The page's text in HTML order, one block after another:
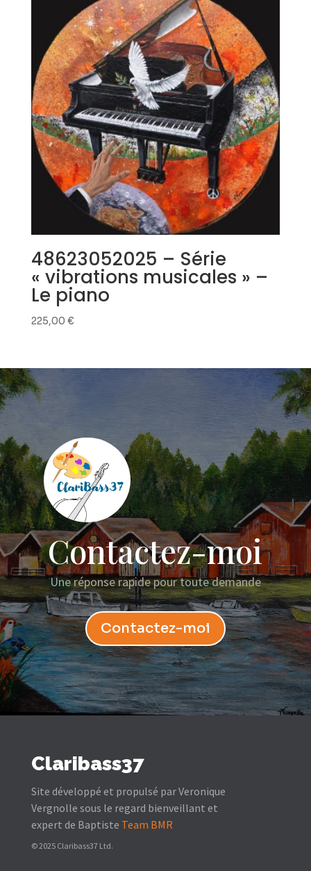
48623052025 – Série
« vibrations musicales » –
Le piano
225,00 €
Contactez-moi
Une réponse rapide pour toute demande
Contactez-moi
Claribass37
Site développé et propulsé par Veronique
Vergnolle sous le regard bienveillant et
expert de Baptiste Team BMR
© 2025 Claribass37 Ltd.